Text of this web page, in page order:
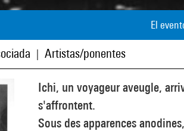
El
Artistas/ponentes
Ichi, un voyageur aveugle,
s'affrontent.
Sous des apparences